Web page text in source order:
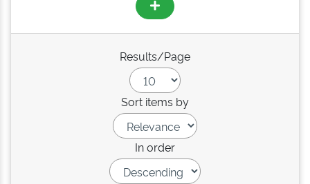
Results/Page
Sort items by
In order